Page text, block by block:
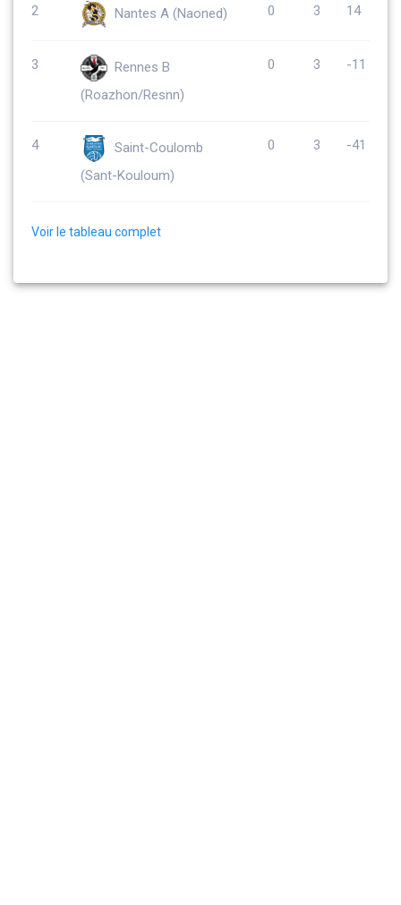
2 Nantes A (Naoned) 0 3 14
3
Rennes B
(Roazhon/Resnn)
0 3 -11
4
Saint-Coulomb
(Sant-Kouloum)
0 3 -41
Voir le tableau complet